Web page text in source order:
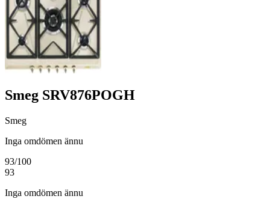
Smeg SRV876POGH
Smeg
Inga omdömen ännu
93/100
93
Inga omdömen ännu